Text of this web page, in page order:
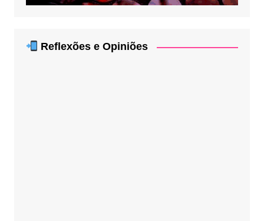
Reflexões e Opiniões